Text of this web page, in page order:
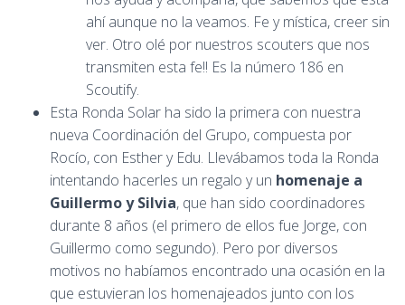
ahí aunque no la veamos. Fe y mística, creer sin
ver. Otro olé por nuestros scouters que nos
transmiten esta fe!! Es la número 186 en
Scoutify.
Esta Ronda Solar ha sido la primera con nuestra
nueva Coordinación del Grupo, compuesta por
Rocío, con Esther y Edu. Llevábamos toda la Ronda
intentando hacerles un regalo y un homenaje a
Guillermo y Silvia, que han sido coordinadores
durante 8 años (el primero de ellos fue Jorge, con
Guillermo como segundo). Pero por diversos
motivos no habíamos encontrado una ocasión en la
que estuvieran los homenajeados junto con los